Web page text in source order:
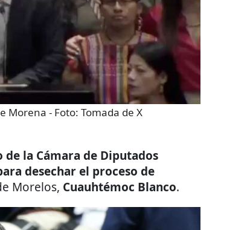
Morena - Foto: Tomada de X
de la Cámara de Diputados
desechar el proceso de
Morelos, Cuauhtémoc Blanco.